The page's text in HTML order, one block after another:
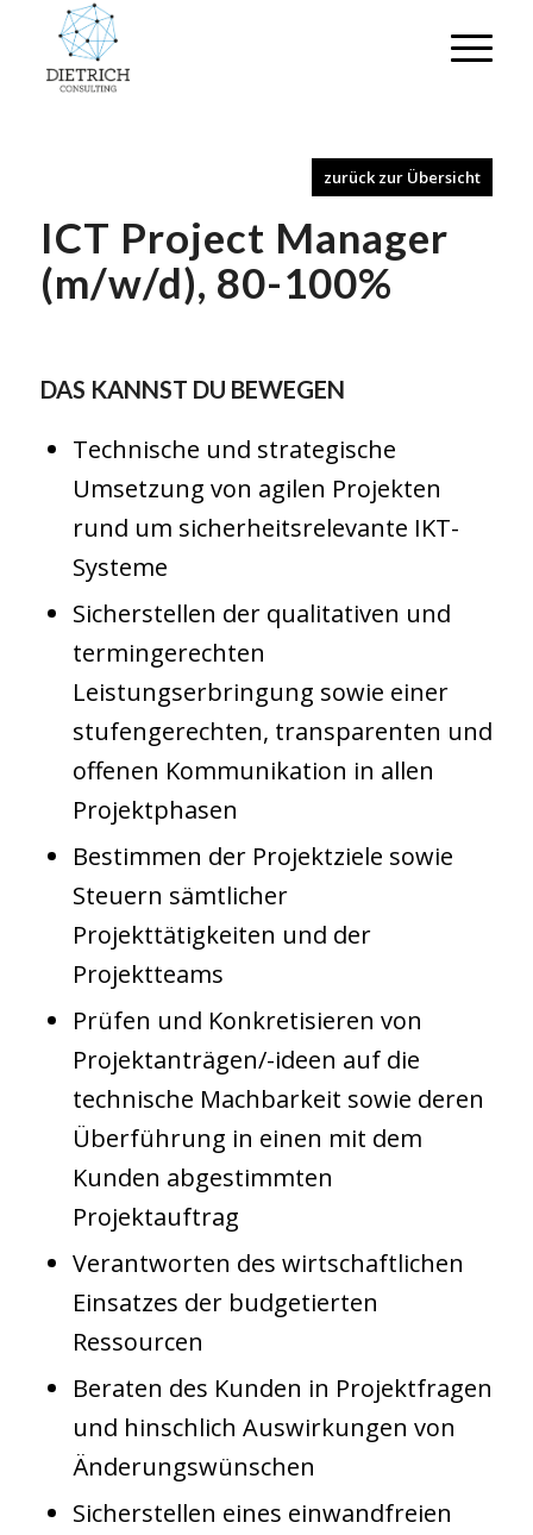
zurück zur Übersicht
ICT Project Manager
(m/w/d), 80-100%
DAS KANNST DU BEWEGEN
Technische und strategische
Umsetzung von agilen Projekten
rund um sicherheitsrelevante IKT-
Systeme
Sicherstellen der qualitativen und
termingerechten
Leistungserbringung sowie einer
stufengerechten, transparenten und
offenen Kommunikation in allen
Projektphasen
Bestimmen der Projektziele sowie
Steuern sämtlicher
Projekttätigkeiten und der
Projektteams
Prüfen und Konkretisieren von
Projektanträgen/-ideen auf die
technische Machbarkeit sowie deren
Überführung in einen mit dem
Kunden abgestimmten
Projektauftrag
Verantworten des wirtschaftlichen
Einsatzes der budgetierten
Ressourcen
Beraten des Kunden in Projektfragen
und hinschlich Auswirkungen von
Änderungswünschen
Sicherstellen eines einwandfreien